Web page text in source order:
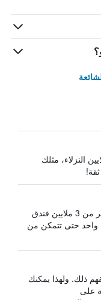
النزلاء، مثلك
يبحث HotelsCombined في أكثر من 3 ملايين فندق
واحد حتى تتمكن من
ذلك. ولهذا يمكنك
على